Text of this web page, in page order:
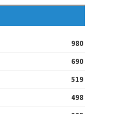
980
690
519
498